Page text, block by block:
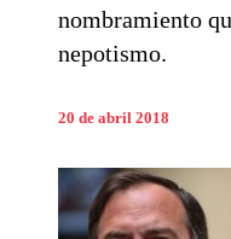
nombramiento
nepotismo.
20 de abril 2018